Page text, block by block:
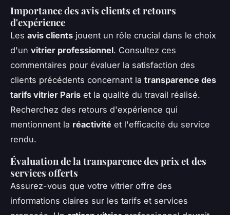
Importance des avis clients et retours
d'expérience
Les avis clients jouent un rôle crucial dans le choix
d'un vitrier professionnel. Consultez ces
commentaires pour évaluer la satisfaction des
clients précédents concernant la transparence des
tarifs vitrier Paris et la qualité du travail réalisé.
Recherchez des retours d'expérience qui
mentionnent la réactivité et l'efficacité du service
rendu.
Évaluation de la transparence des prix et des
services offerts
Assurez-vous que votre vitrier offre des
informations claires sur les tarifs et services